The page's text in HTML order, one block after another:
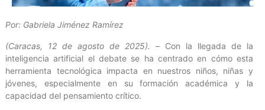
Por: Gabriela Jiménez Ramírez
(Caracas, 12 de agosto de 2025). – Con la llegada de la
inteligencia artificial el debate se ha centrado en cómo esta
herramienta tecnológica impacta en nuestros niños, niñas y
jóvenes, especialmente en su formación académica y la
capacidad del pensamiento crítico.